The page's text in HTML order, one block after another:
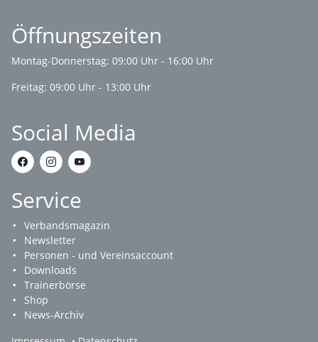
Öffnungszeiten
Montag-Donnerstag: 09:00 Uhr - 16:00 Uhr
Freitag: 09:00 Uhr - 13:00 Uhr
Social Media
Service
Verbandsmagazin
Newsletter
Personen - und Vereinsaccount
Downloads
Trainerbörse
Shop
News-Archiv